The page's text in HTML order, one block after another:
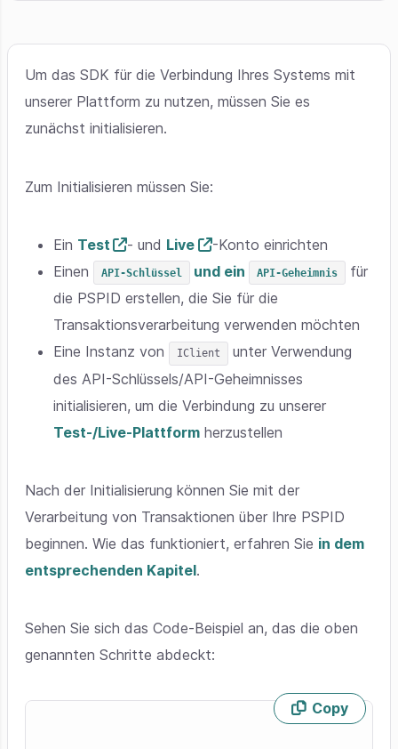
Um das SDK für die Verbindung Ihres Systems mit
unserer Plattform zu nutzen, müssen Sie es
zunächst initialisieren.
Zum Initialisieren müssen Sie:
Ein Test - und Live
-Konto einrichten
Einen
API-Schlüssel und ein API-Geheimnis
für
die PSPID erstellen, die Sie für die
Transaktionsverarbeitung verwenden möchten
Eine Instanz von
IClient
unter Verwendung
des API-Schlüssels/API-Geheimnisses
initialisieren, um die Verbindung zu unserer
Test-/Live-Plattform herzustellen
Nach der Initialisierung können Sie mit der
Verarbeitung von Transaktionen über Ihre PSPID
beginnen. Wie das funktioniert, erfahren Sie in dem
entsprechenden Kapitel.
Sehen Sie sich das Code-Beispiel an, das die oben
genannten Schritte abdeckt:
Copy